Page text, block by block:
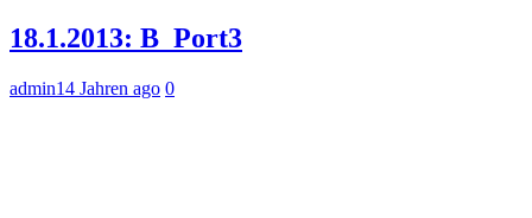
18.1.2013: B_Port3
admin14 Jahren ago 0